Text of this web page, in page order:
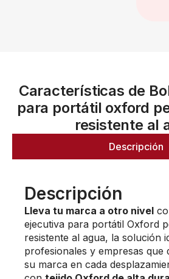
Características de
para portátil oxford
resistente al
Descripción
Descripción
Lleva tu marca a otro nivel
ejecutiva para portátil Oxford
resistente al agua, la solución
profesionales y empresas
su marca en cada